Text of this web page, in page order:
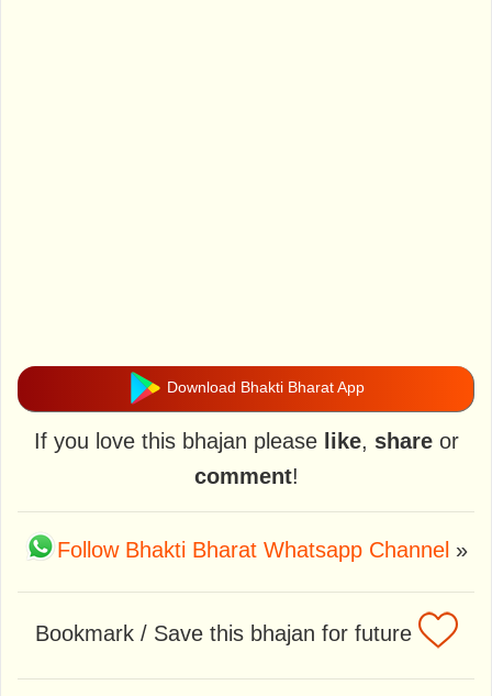
Download Bhakti Bharat App
If you love this bhajan please like, shareor
comment!
Follow Bhakti Bharat Whatsapp Channel »
Bookmark / Save this bhajan for future